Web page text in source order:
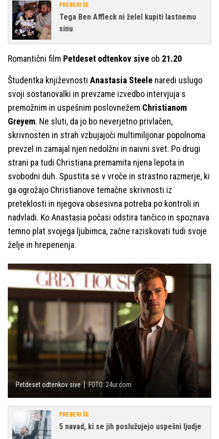
PREBERI ŠE
Tega Ben Affleck ni želel kupiti lastnemu
sinu
Romantični film Petdeset odtenkov sive ob 21.20
Študentka književnosti Anastasia Steele naredi uslugo
svoji sostanovalki in prevzame izvedbo intervjuja s
premožnim in uspešnim poslovnežem Christianom
Greyem. Ne sluti, da jo bo neverjetno privlačen,
skrivnosten in strah vzbujajoči multimilijonar popolnoma
prevzel in zamajal njen nedolžni in naivni svet. Po drugi
strani pa tudi Christiana premamita njena lepota in
svobodni duh. Spustita se v vroče in strastno razmerje, ki
ga ogrožajo Christianove temačne skrivnosti iz
preteklosti in njegova obsesivna potreba po kontroli in
nadvladi. Ko Anastasia počasi odstira tančico in spoznava
temno plat svojega ljubimca, začne raziskovati tudi svoje
želje in hrepenenja.
Petdeset odtenkov sive FOTO: 24ur.com
PREBERI ŠE
5 navad, ki se jih poslužujejo uspešni ljudje